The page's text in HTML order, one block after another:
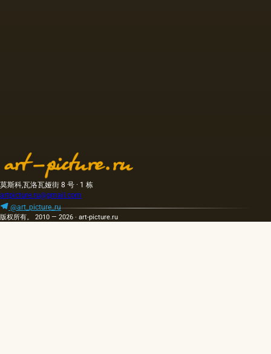
莫斯科,瓦洛瓦娅街 8 号 · 1 栋
artpicture.ru@gmail.com
@art_picture_ru
版权所有。 2010 — 2026 · art-picture.ru